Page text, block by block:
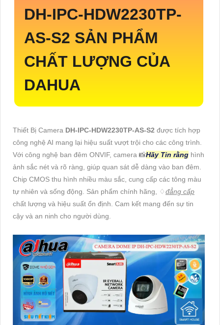
DH-IPC-HDW2230TP-
AS-S2 SẢN PHẨM
CHẤT LƯỢNG CỦA
DAHUA
Thiết Bị Camera DH-IPC-HDW2230TP-AS-S2 được tích hợp
công nghệ AI mang lại hiệu suất vượt trội cho các công trình.
Với công nghệ ban đêm ONVIF, camera 📸Hãy Tin rằng hình
ảnh sắc nét và rõ ràng, giúp quan sát dễ dàng vào ban đêm.
Chip CMOS thu hình nhiều màu sắc, cung cấp các tông màu
tự nhiên và sống động. Sản phẩm chính hãng, ♢đẳng cấp
chất lượng và hiệu suất ổn định. Cam kết mang đến sự tin
cậy và an ninh cho người dùng.